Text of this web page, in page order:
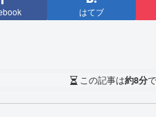
はてブ
この記事は約8分